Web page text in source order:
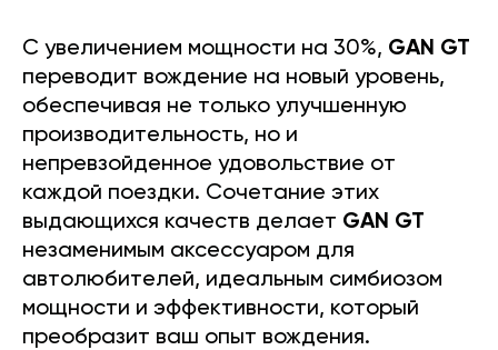
С увеличением мощности на 30%, GAN GT
переводит вождение на новый уровень,
обеспечивая не только улучшенную
производительность, но и
непревзойденное удовольствие от
каждой поездки. Сочетание этих
выдающихся качеств делает GAN GT
незаменимым аксессуаром для
автолюбителей, идеальным симбиозом
мощности и эффективности, который
преобразит ваш опыт вождения.